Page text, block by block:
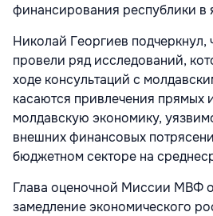
финансирования республики в
Николай Георгиев
провели ряд исследований,
ходе консультаций с
касаются привлечения прямых
молдавскую экономику,
внешних финансовых
бюджетном секторе на
Глава оценочной Миссии МВФ
замедление экономического